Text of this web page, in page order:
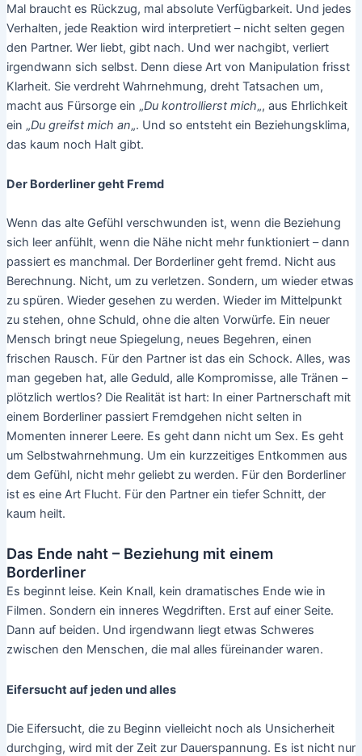
Mal braucht es Rückzug, mal absolute Verfügbarkeit. Und jedes
Verhalten, jede Reaktion wird interpretiert – nicht selten gegen
den Partner. Wer liebt, gibt nach. Und wer nachgibt, verliert
irgendwann sich selbst. Denn diese Art von Manipulation frisst
Klarheit. Sie verdreht Wahrnehmung, dreht Tatsachen um,
macht aus Fürsorge ein „Du kontrollierst mich„, aus Ehrlichkeit
ein „Du greifst mich an„. Und so entsteht ein Beziehungsklima,
das kaum noch Halt gibt.
Der Borderliner geht Fremd
Wenn das alte Gefühl verschwunden ist, wenn die Beziehung
sich leer anfühlt, wenn die Nähe nicht mehr funktioniert – dann
passiert es manchmal. Der Borderliner geht fremd. Nicht aus
Berechnung. Nicht, um zu verletzen. Sondern, um wieder etwas
zu spüren. Wieder gesehen zu werden. Wieder im Mittelpunkt
zu stehen, ohne Schuld, ohne die alten Vorwürfe. Ein neuer
Mensch bringt neue Spiegelung, neues Begehren, einen
frischen Rausch. Für den Partner ist das ein Schock. Alles, was
man gegeben hat, alle Geduld, alle Kompromisse, alle Tränen –
plötzlich wertlos? Die Realität ist hart: In einer Partnerschaft mit
einem Borderliner passiert Fremdgehen nicht selten in
Momenten innerer Leere. Es geht dann nicht um Sex. Es geht
um Selbstwahrnehmung. Um ein kurzzeitiges Entkommen aus
dem Gefühl, nicht mehr geliebt zu werden. Für den Borderliner
ist es eine Art Flucht. Für den Partner ein tiefer Schnitt, der
kaum heilt.
Das Ende naht – Beziehung mit einem
Borderliner
Es beginnt leise. Kein Knall, kein dramatisches Ende wie in
Filmen. Sondern ein inneres Wegdriften. Erst auf einer Seite.
Dann auf beiden. Und irgendwann liegt etwas Schweres
zwischen den Menschen, die mal alles füreinander waren.
Eifersucht auf jeden und alles
Die Eifersucht, die zu Beginn vielleicht noch als Unsicherheit
durchging, wird mit der Zeit zur Dauerspannung. Es ist nicht nur